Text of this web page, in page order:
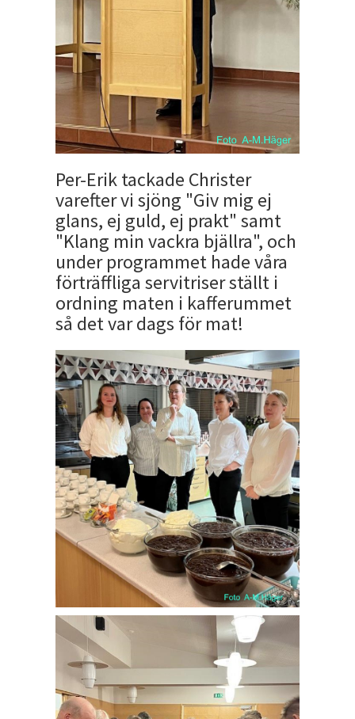
Per-Erik tackade Christer
varefter vi sjöng "Giv mig ej
glans, ej guld, ej prakt" samt
"Klang min vackra bjällra", och
under programmet hade våra
förträffliga servitriser ställt i
ordning maten i kafferummet
så det var dags för mat!